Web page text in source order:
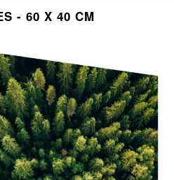
- 60 X 40 CM